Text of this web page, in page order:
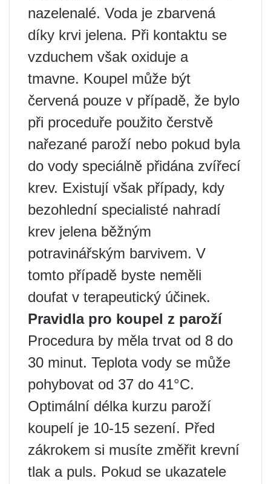
nazelenalé. Voda je zbarvená
díky krvi jelena. Při kontaktu se
vzduchem však oxiduje a
tmavne. Koupel může být
červená pouze v případě, že bylo
při proceduře použito čerstvě
nařezané paroží nebo pokud byla
do vody speciálně přidána zvířecí
krev. Existují však případy, kdy
bezohlední specialisté nahradí
krev jelena běžným
potravinářským barvivem. V
tomto případě byste neměli
doufat v terapeutický účinek.
Pravidla pro koupel z paroží
Procedura by měla trvat od 8 do
30 minut. Teplota vody se může
pohybovat od 37 do 41°C.
Optimální délka kurzu paroží
koupelí je 10-15 sezení. Před
zákrokem si musíte změřit krevní
tlak a puls. Pokud se ukazatele